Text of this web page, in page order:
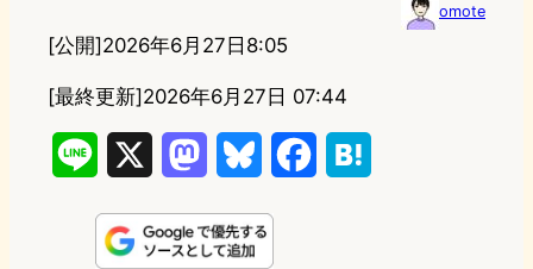
omote
[公開]2026年6月27日8:05
[最終更新]2026年6月27日 07:44
n
s
u